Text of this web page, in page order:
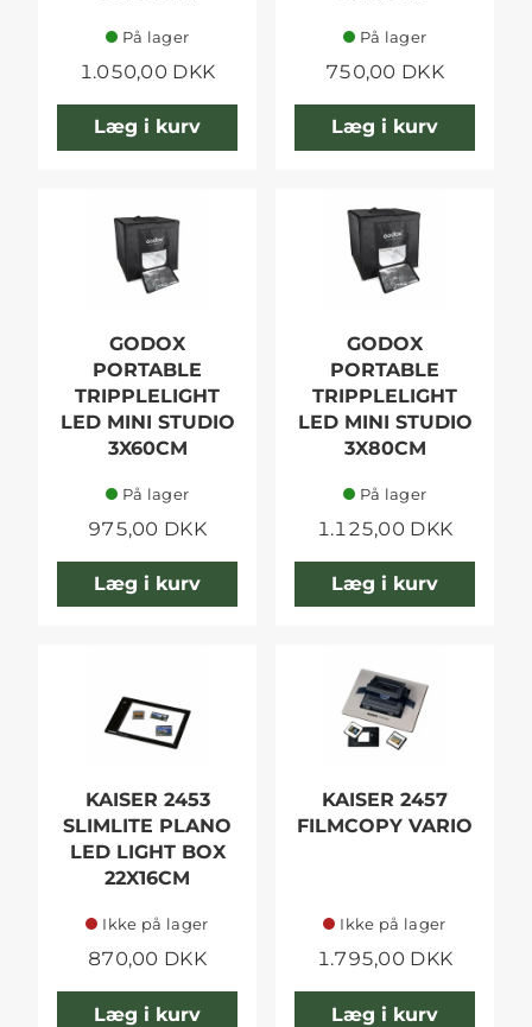
På lager
1.050,00 DKK
Læg i kurv
På lager
750,00 DKK
Læg i kurv
GODOX
PORTABLE
TRIPPLELIGHT
LED MINI STUDIO
3X60CM
På lager
975,00 DKK
Læg i kurv
GODOX
PORTABLE
TRIPPLELIGHT
LED MINI STUDIO
3X80CM
På lager
1.125,00 DKK
Læg i kurv
KAISER 2453
SLIMLITE PLANO
LED LIGHT BOX
22X16CM
Ikke på lager
870,00 DKK
Læg i kurv
KAISER 2457
FILMCOPY VARIO
Ikke på lager
1.795,00 DKK
Læg i kurv